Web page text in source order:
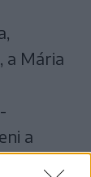
a Mária
a